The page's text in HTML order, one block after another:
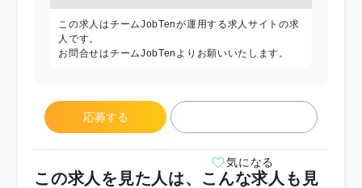
この求人はチームJobTenが運用する求人サイトの求
人です。
お問合せはチームJobTenよりお願いいたします。
応募する
気になる
この求人を見た人は、こんな求人も見